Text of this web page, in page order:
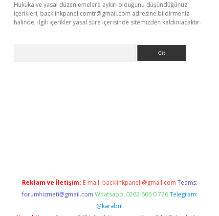
Hukuka ve yasal düzenlemelere aykırı olduğunu düşündüğünüz
içerikleri, backlinkpanelicomtr@gmail.com adresine bildirmeniz
halinde, ilgili içerikler yasal süre içerisinde sitemizden kaldırılacaktır.
Reklam ve İletişim: E-mail: backlinkpaneli@gmail.com Teams:
forumhizmeti@gmail.com Whatsapp: 0262 606 0 726 Telegram:
@karabul